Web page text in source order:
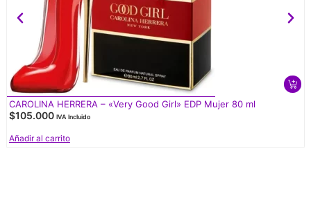
CAROLINA HERRERA – «Very Good Girl» EDP Mujer 80 ml
$105.000 IVA Incluido
Añadir al carrito